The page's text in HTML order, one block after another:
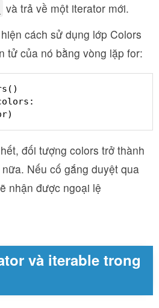
và trả về một iterator mới.
cách sử dụng lớp Colors
tử của nó bằng vòng lặp for:
đối tượng colors trở thành
Nếu cố gắng duyệt qua
nhận được ngoại lệ
và iterable trong